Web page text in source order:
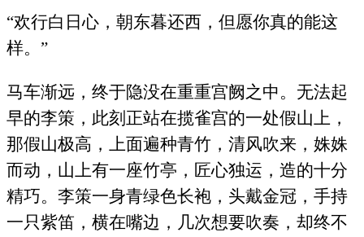
“欢行白日心，朝东暮还西，但愿你真的能这
样。”
马车渐远，终于隐没在重重宫阙之中。无法起
早的李策，此刻正站在揽雀宫的一处假山上，
那假山极高，上面遍种青竹，清风吹来，姝姝
而动，山上有一座竹亭，匠心独运，造的十分
精巧。李策一身青绿色长袍，头戴金冠，手持
一只紫笛，横在嘴边，几次想要吹奏，却终不